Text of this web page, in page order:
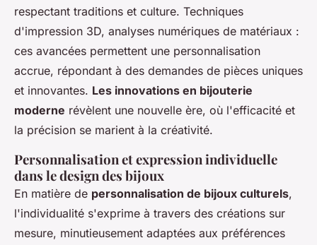
respectant traditions et culture. Techniques
d'impression 3D, analyses numériques de matériaux :
ces avancées permettent une personnalisation
accrue, répondant à des demandes de pièces uniques
et innovantes. Les innovations en bijouterie
moderne révèlent une nouvelle ère, où l'efficacité et
la précision se marient à la créativité.
Personnalisation et expression individuelle
dans le design des bijoux
En matière de personnalisation de bijoux culturels,
l'individualité s'exprime à travers des créations sur
mesure, minutieusement adaptées aux préférences